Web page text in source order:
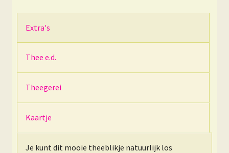
Extra's
Thee e.d.
Theegerei
Kaartje
Je kunt dit mooie theeblikje natuurlijk los